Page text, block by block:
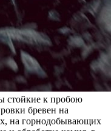
стойкие к пробою
бревен на
на горнодобывающих